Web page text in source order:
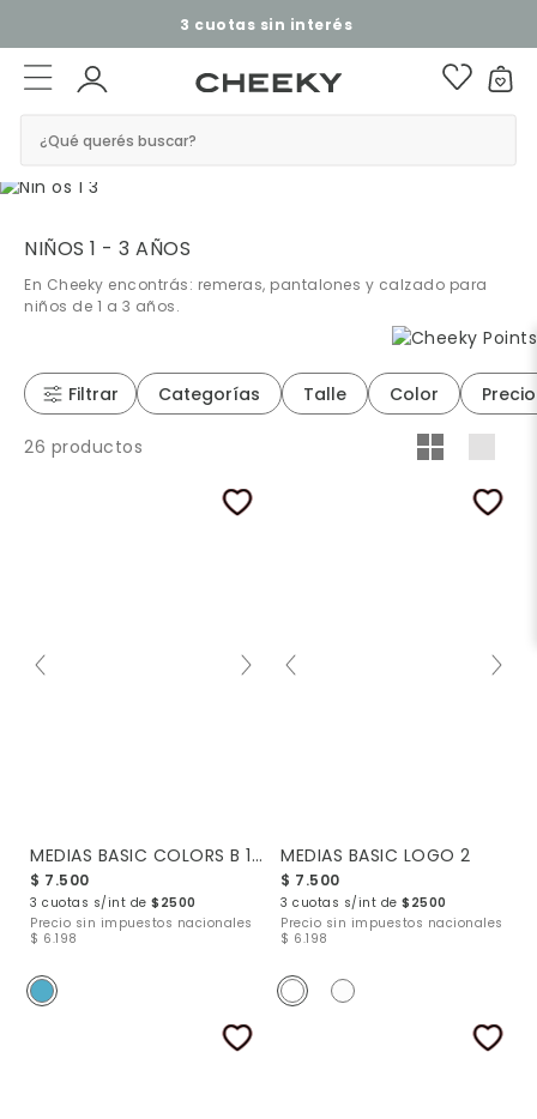
3 cuotas sin interés​ ​
¿Qué querés buscar?
NIÑOS 1 - 3 AÑOS
En Cheeky encontrás: remeras, pantalones y calzado para
niños de 1 a 3 años.
Filtrar Categorías Talle Color Precio
26 productos
MEDIAS BASIC COLORS B 1-3
$ 7.500
3 cuotas s/int de $2500
Precio sin impuestos nacionales
$ 6.198
MEDIAS BASIC LOGO 2
$ 7.500
3 cuotas s/int de $2500
Precio sin impuestos nacionales
$ 6.198